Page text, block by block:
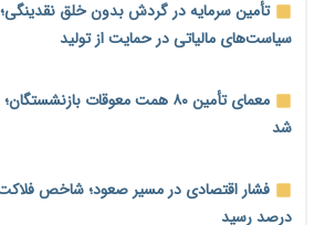
تأمین سرمایه در گردش بدون خلق
سیاست‌های مالیاتی در حمایت از تولید
معمای تأمین ۸۰ همت معوقات
شد
درصد رسید